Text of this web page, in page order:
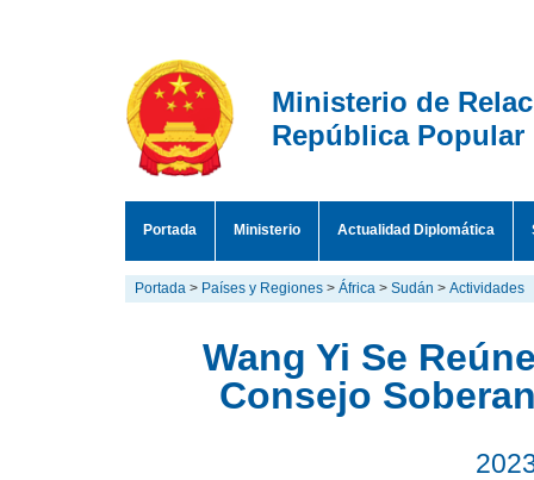
Ministerio de
República Popular
Portada Ministerio Actualidad Diplomática
Portada > Países y Regiones > África > Sudán > Actividades
Wang Yi Se
Consejo